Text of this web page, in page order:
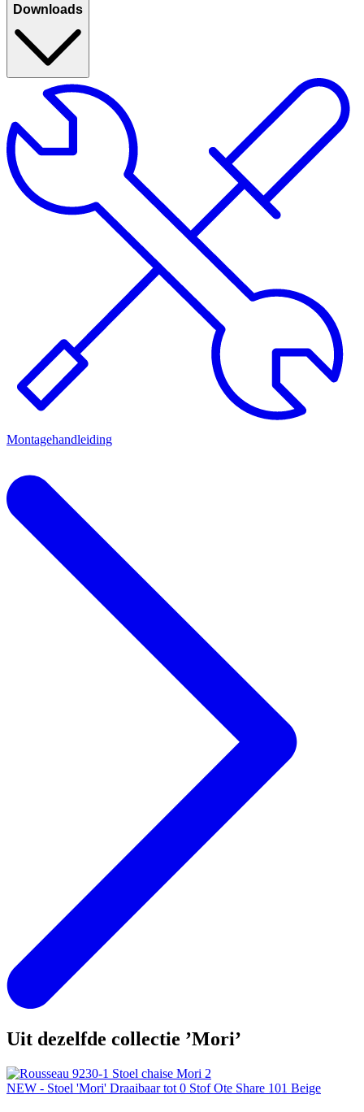
Downloads
Montagehandleiding
Uit dezelfde collectie ’Mori’
NEW - Stoel 'Mori' Draaibaar tot 0 Stof Ote Share 101 Beige